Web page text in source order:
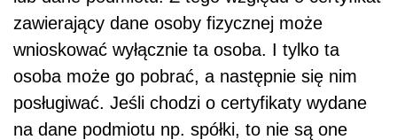
zawierający dane osoby fizycznej może
wnioskować wyłącznie ta osoba. I tylko ta
osoba może go pobrać, a następnie się nim
posługiwać. Jeśli chodzi o certyfikaty wydane
na dane podmiotu np. spółki, to nie są one